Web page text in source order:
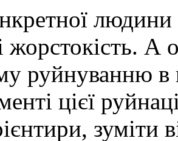
людини
жорстокість. А
руйнуванню в
цієї
зуміти